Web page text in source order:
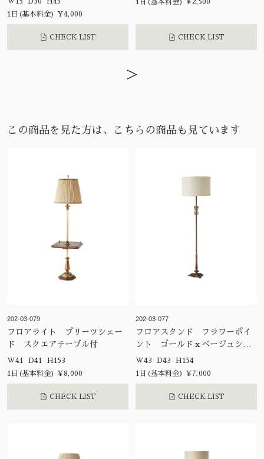
1日(基本料金) ¥4,000
CHECK LIST
1日(基本料金) ¥2,500
CHECK LIST
>
この商品を見た方は、こちらの商品も見ています
202-03-079
フロアライト プリーツシェー
ド スクエアテーブル付
W41 D41 H153
1日(基本料金) ¥8,000
CHECK LIST
202-03-077
フロアスタンド フラワーポイ
ント ゴールドｘベージュシェ
ード
W43 D43 H154
1日(基本料金) ¥7,000
CHECK LIST